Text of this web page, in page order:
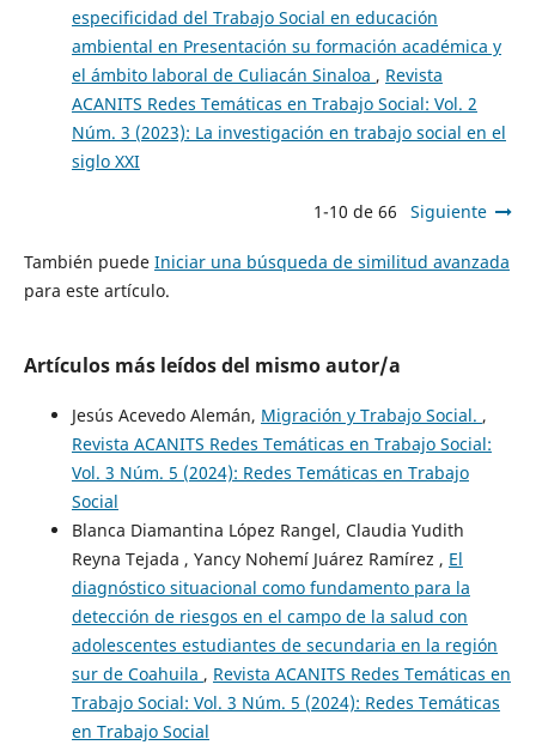
especificidad del Trabajo Social en educación
ambiental en Presentación su formación académica y
el ámbito laboral de Culiacán Sinaloa , Revista
ACANITS Redes Temáticas en Trabajo Social: Vol. 2
Núm. 3 (2023): La investigación en trabajo social en el
siglo XXI
1-10 de 66 Siguiente
También puede Iniciar una búsqueda de similitud avanzada
para este artículo.
Artículos más leídos del mismo autor/a
Jesús Acevedo Alemán, Migración y Trabajo Social. ,
Revista ACANITS Redes Temáticas en Trabajo Social:
Vol. 3 Núm. 5 (2024): Redes Temáticas en Trabajo
Social
Blanca Diamantina López Rangel, Claudia Yudith
Reyna Tejada , Yancy Nohemí Juárez Ramírez , El
diagnóstico situacional como fundamento para la
detección de riesgos en el campo de la salud con
adolescentes estudiantes de secundaria en la región
sur de Coahuila , Revista ACANITS Redes Temáticas en
Trabajo Social: Vol. 3 Núm. 5 (2024): Redes Temáticas
en Trabajo Social